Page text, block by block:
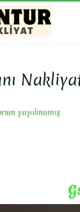
yapılmamış